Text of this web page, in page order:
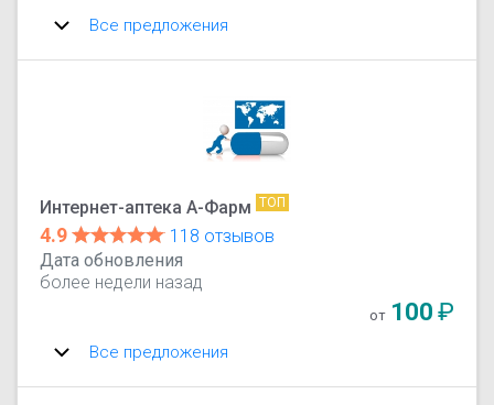
Все предложения
Интернет-аптека А-Фарм ТОП
4.9
118 отзывов
Дата обновления
более недели назад
от 100₽
Все предложения